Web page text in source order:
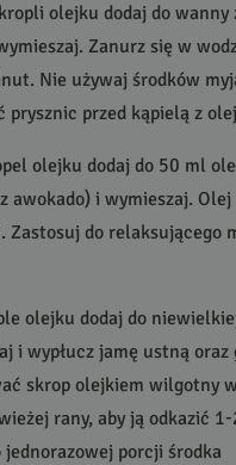
olejku dodaj do wanny
Zanurz się w
Nie używaj środków
prysznic przed kąpielą z
olejku dodaj do 50 ml
awokado) i wymieszaj. Olej
Zastosuj do relaksującego
olejku dodaj do
i wypłucz jamę ustną oraz
skrop olejkiem wilgotny
rany, aby ją odkazić
porcji środka